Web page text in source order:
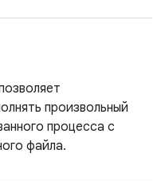
произвольный
процесса с
файла.